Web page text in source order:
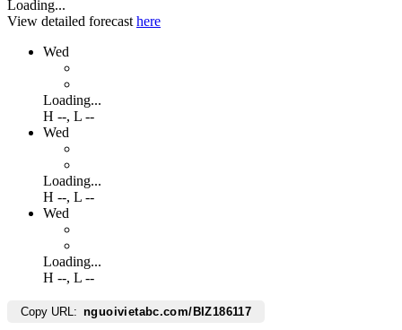
Loading...
View detailed forecast here
Wed
Loading...
H --, L --
Wed
Loading...
H --, L --
Wed
Loading...
H --, L --
Copy URL: nguoivietabc.com/BIZ186117